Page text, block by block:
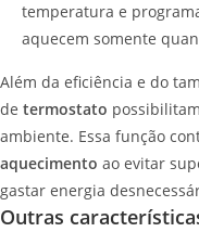
temperatura e
aquecem somente
Além da eficiência e do
de termostato
ambiente. Essa função
aquecimento ao evitar
gastar energia
Outras